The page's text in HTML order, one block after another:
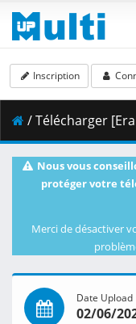
Inscription
/ Télécharger [Erai-raws] Compass 2_0 - Sentou Setsuri Kaiseki
Nous vous
protéger votre
Merci de désactiver
Date Upload
02/06/